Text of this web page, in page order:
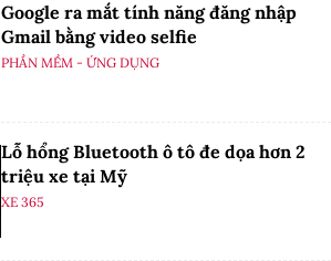
Google ra mắt tính năng đăng nhập
Gmail bằng video selfie
PHẦN MỀM - ỨNG DỤNG
Lỗ hổng Bluetooth ô tô đe dọa hơn 2
triệu xe tại Mỹ
XE 365